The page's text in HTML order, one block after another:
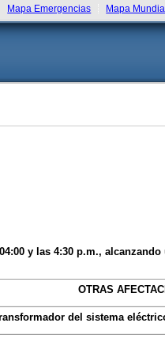
Mapa Emergencias Mapa
y las 4:30 p.m.,
OTRAS
del sistema